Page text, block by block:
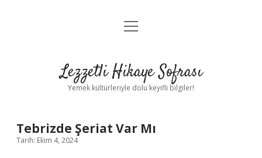
Anasayfa
Yasal Uyarı
menüyü
Lezzetli Hikaye Sofrası
Yemek kültürleriyle dolu keyifli bilgiler!
Tebrizde Şeriat Var Mı
Tarih: Ekim 4, 2024